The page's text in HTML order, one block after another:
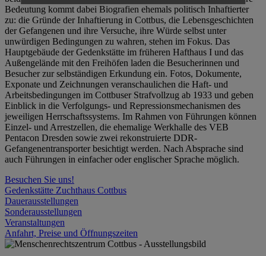
Bedeutung kommt dabei Biografien ehemals politisch Inhaftierter
zu: die Gründe der Inhaftierung in Cottbus, die Lebensgeschichten
der Gefangenen und ihre Versuche, ihre Würde selbst unter
unwürdigen Bedingungen zu wahren, stehen im Fokus. Das
Hauptgebäude der Gedenkstätte im früheren Hafthaus I und das
Außengelände mit den Freihöfen laden die Besucherinnen und
Besucher zur selbständigen Erkundung ein. Fotos, Dokumente,
Exponate und Zeichnungen veranschaulichen die Haft- und
Arbeitsbedingungen im Cottbuser Strafvollzug ab 1933 und geben
Einblick in die Verfolgungs- und Repressionsmechanismen des
jeweiligen Herrschaftssystems. Im Rahmen von Führungen können
Einzel- und Arrestzellen, die ehemalige Werkhalle des VEB
Pentacon Dresden sowie zwei rekonstruierte DDR-
Gefangenentransporter besichtigt werden. Nach Absprache sind
auch Führungen in einfacher oder englischer Sprache möglich.
Besuchen Sie uns!
Gedenkstätte Zuchthaus Cottbus
Dauerausstellungen
Sonderausstellungen
Veranstaltungen
Anfahrt, Preise und Öffnungszeiten